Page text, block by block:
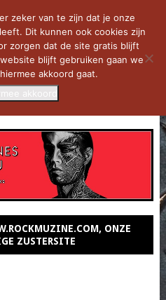
ONZE
ZUSTERSITE
zeker van te zijn dat je onze
Dit kunnen ook cookies zijn
zorgen dat de site gratis blijft
blijft gebruiken gaan we
akkoord gaat.
akkoord